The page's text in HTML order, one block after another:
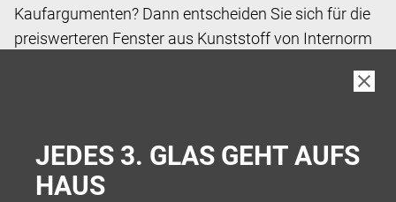
Kaufargumenten? Dann entscheiden Sie sich für die
preiswerteren Fenster aus Kunststoff von Internorm
JEDES 3. GLAS GEHT AUFS
HAUS